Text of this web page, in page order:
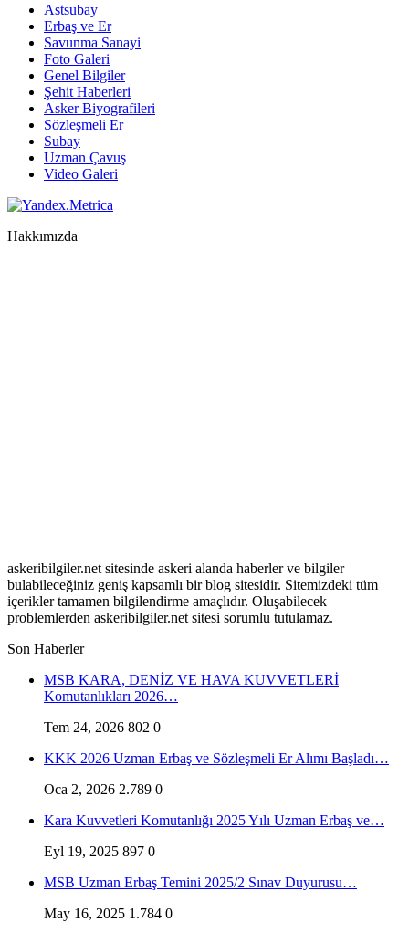
Astsubay
Erbaş ve Er
Savunma Sanayi
Foto Galeri
Genel Bilgiler
Şehit Haberleri
Asker Biyografileri
Sözleşmeli Er
Subay
Uzman Çavuş
Video Galeri
Hakkımızda
askeribilgiler.net sitesinde askeri alanda haberler ve bilgiler
bulabileceğiniz geniş kapsamlı bir blog sitesidir. Sitemizdeki tüm
içerikler tamamen bilgilendirme amaçlıdır. Oluşabilecek
problemlerden askeribilgiler.net sitesi sorumlu tutulamaz.
Son Haberler
MSB KARA, DENİZ VE HAVA KUVVETLERİ
Komutanlıkları 2026…
Tem 24, 2026 802 0
KKK 2026 Uzman Erbaş ve Sözleşmeli Er Alımı Başladı…
Oca 2, 2026 2.789 0
Kara Kuvvetleri Komutanlığı 2025 Yılı Uzman Erbaş ve…
Eyl 19, 2025 897 0
MSB Uzman Erbaş Temini 2025/2 Sınav Duyurusu…
May 16, 2025 1.784 0